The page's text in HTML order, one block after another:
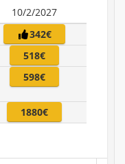
10/2/2027
342€
518€
598€
1880€